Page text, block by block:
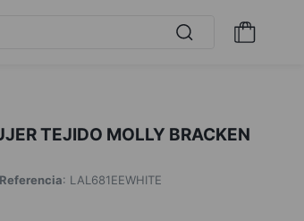
TEJIDO MOLLY BRACKEN
Referencia: LAL681EEWHITE